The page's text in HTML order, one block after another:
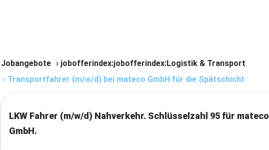
Jobangebote › jobofferindex:jobofferindex:Logistik & Transport
› Transportfahrer (m/w/d) bei mateco GmbH für die Spätschicht
LKW Fahrer (m/w/d) Nahverkehr. Schlüsselzahl 95 für mateco
GmbH.